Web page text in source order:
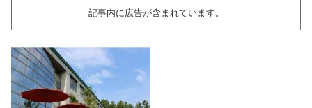
記事内に広告が含まれています。